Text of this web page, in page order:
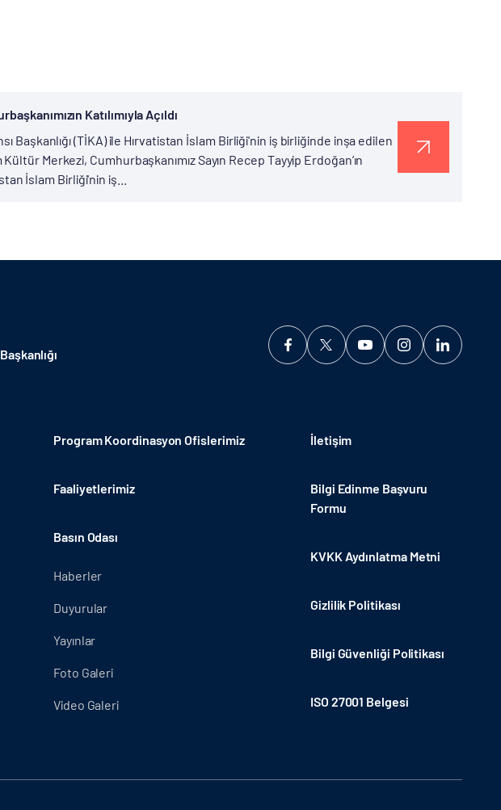
Katılımıyla Açıldı
Başkanlığı (TİKA) ile Hırvatistan İslam Birliği'nin iş birliğinde inşa edilen
Merkezi, Cumhurbaşkanımız Sayın Recep Tayyip Erdoğan’ın
İslam Birliği'nin iş...
Program Koordinasyon Ofislerimiz
Faaliyetlerimiz
Basın Odası
Haberler
Duyurular
Yayınlar
Foto Galeri
Video Galeri
İletişim
Bilgi Edinme Başvuru
Formu
KVKK Aydınlatma Metni
Gizlilik Politikası
Bilgi Güvenliği Politikası
ISO 27001 Belgesi